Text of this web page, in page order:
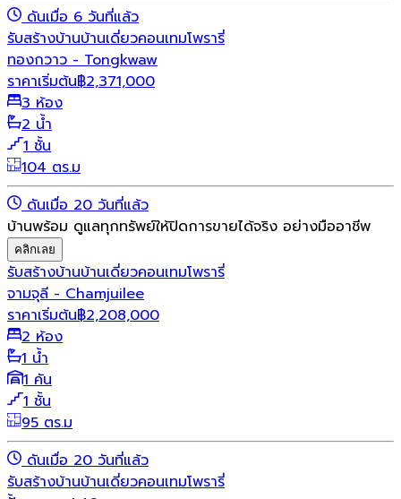
ดันเมื่อ 6 วันที่แล้ว
รับสร้างบ้านบ้านเดี่ยวคอนเทมโพรารี่
ทองกวาว - Tongkwaw
ราคาเริ่มต้น฿2,371,000
3 ห้อง
2 น้ำ
1 ชั้น
104 ตร.ม
ดันเมื่อ 20 วันที่แล้ว
บ้านพร้อม ดูแลทุกทรัพย์ให้ปิดการขายได้จริง อย่างมืออาชีพ
คลิกเลย
รับสร้างบ้านบ้านเดี่ยวคอนเทมโพรารี่
จามจุลี - Chamjuilee
ราคาเริ่มต้น฿2,208,000
2 ห้อง
1 น้ำ
1 คัน
1 ชั้น
95 ตร.ม
ดันเมื่อ 20 วันที่แล้ว
รับสร้างบ้านบ้านเดี่ยวคอนเทมโพรารี่